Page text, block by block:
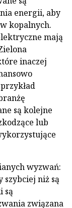
energii, aby
kopalnych.
mają
inaczej
są kolejne
lub
wyzwań:
szybciej niż są
są
związana